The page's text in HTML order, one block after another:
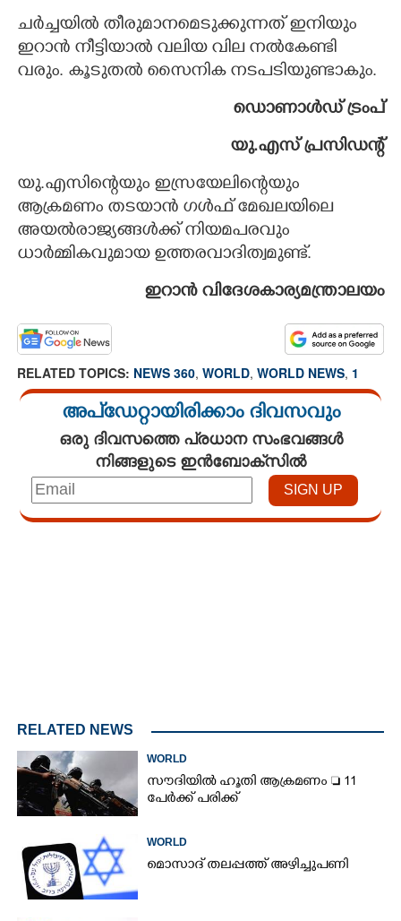
ചർച്ചയിൽ തീരുമാനമെടുക്കുന്നത് ഇനിയും
ഇറാൻ നീട്ടിയാൽ വലിയ വില നൽകേണ്ടി
വരും. കൂടുതൽ സൈനിക നടപടിയുണ്ടാകും.
ഡൊണാൾഡ് ട്രംപ്
യു.എസ് പ്രസിഡന്റ്
യു.എസിന്റെയും ഇസ്രയേലിന്റെയും
ആക്രമണം തടയാൻ ഗൾഫ് മേഖലയിലെ
അയൽരാജ്യങ്ങൾക്ക് നിയമപരവും
ധാർമ്മികവുമായ ഉത്തരവാദിത്വമുണ്ട്.
ഇറാൻ വിദേശകാര്യമന്ത്രാലയം
RELATED TOPICS: NEWS 360, WORLD, WORLD NEWS, 1
അപ്ഡേറ്റായിരിക്കാം ദിവസവും
ഒരു ദിവസത്തെ പ്രധാന സംഭവങ്ങൾ
നിങ്ങളുടെ ഇൻബോക്സിൽ
RELATED NEWS
WORLD
സൗദിയിൽ ഹൂതി ആക്രമണം  11
പേർക്ക് പരിക്ക്
WORLD
മൊസാദ് തലപ്പത്ത് അഴിച്ചുപണി